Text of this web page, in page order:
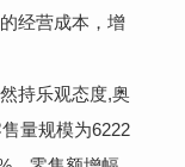
经营成本，增
持乐观态度,奥
量规模为6222